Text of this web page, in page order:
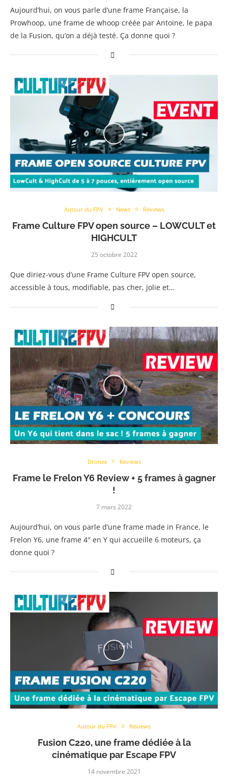
Aujourd’hui, on vous parle d’une frame Française, la
Prowhoop, une frame de whoop créée par Antoine, le papa
de la Fusion, qu’on a déjà testé. Ça donne quoi ?
Autour du FPV News Reviews
Frame Culture FPV open source – LOWCULT et
HIGHCULT
25 octobre 2022
Que diriez-vous d’une Frame Culture FPV open source,
accessible à tous, modifiable, pas cher, jolie et…
Drones Reviews
Frame le Frelon Y6 Review + 5 frames à gagner
!
7 mars 2022
Aujourd’hui, on vous parle d’une frame made in France, le
Frelon Y6, une frame 4″ en Y qui accueille 6 moteurs, ça
donne quoi ?
Autour du FPV Reviews
Fusion C220, une frame dédiée à la
cinématique par Escape FPV
14 novembre 2021